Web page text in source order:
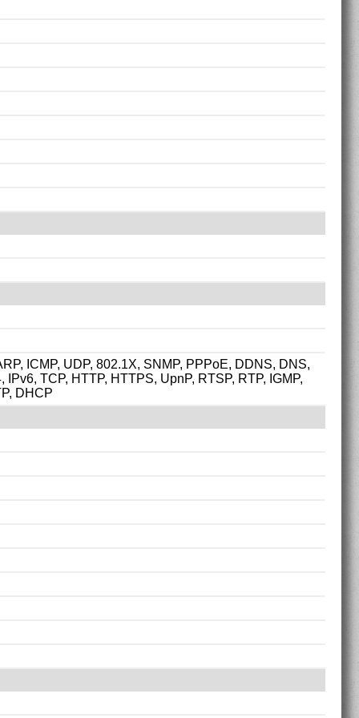
ICMP, UDP, 802.1X, SNMP, PPPoE, DDNS, DNS,
IPv6, TCP, HTTP, HTTPS, UpnP, RTSP, RTP, IGMP,
DHCP